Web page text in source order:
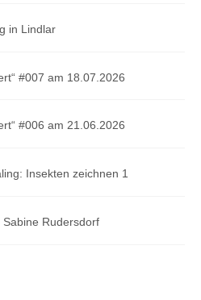
in Lindlar
#007 am 18.07.2026
#006 am 21.06.2026
Insekten zeichnen 1
Rudersdorf